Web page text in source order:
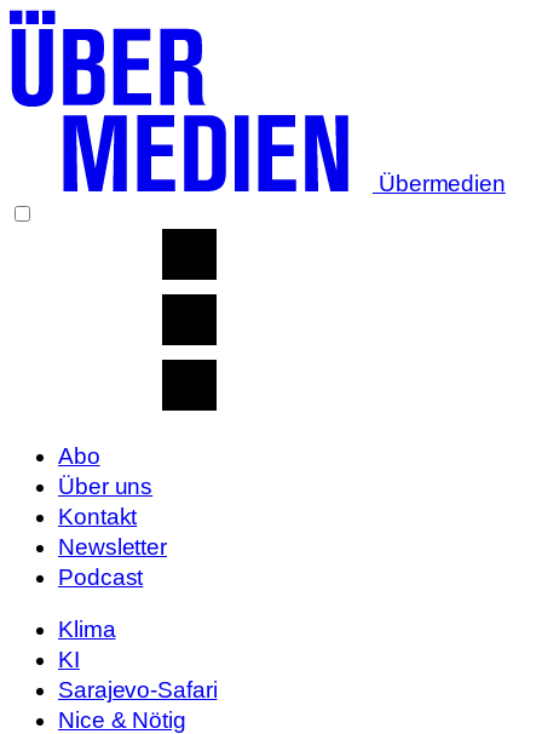
Übermedien
Abo
Über uns
Kontakt
Newsletter
Podcast
Klima
KI
Sarajevo-Safari
Nice & Nötig